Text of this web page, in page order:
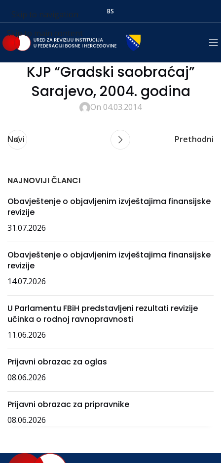
Skip to navigation
Skip to main content
BS
KJP “Gradski saobraćaj”
Sarajevo, 2004. godina
On 04.03.2014
Novi Prethodni
NAJNOVIJI ČLANCI
Obavještenje o objavljenim izvještajima finansijske
revizije
31.07.2026
Obavještenje o objavljenim izvještajima finansijske
revizije
14.07.2026
U Parlamentu FBiH predstavljeni rezultati revizije
učinka o rodnoj ravnopravnosti
11.06.2026
Prijavni obrazac za oglas
08.06.2026
Prijavni obrazac za pripravnike
08.06.2026